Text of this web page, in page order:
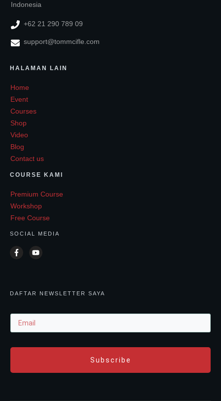
Indonesia
+62 21 290 789 09
support@tommcifle.com
HALAMAN LAIN
Home
Event
Courses
Shop
Video
Blog
Contact us
COURSE KAMI
Premium Course
Workshop
Free Course
SOCIAL MEDIA
DAFTAR NEWSLETTER SAYA
Subscribe